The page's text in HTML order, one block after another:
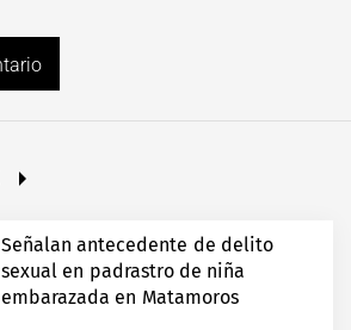
Señalan antecedente de delito
sexual en padrastro de niña
embarazada en Matamoros